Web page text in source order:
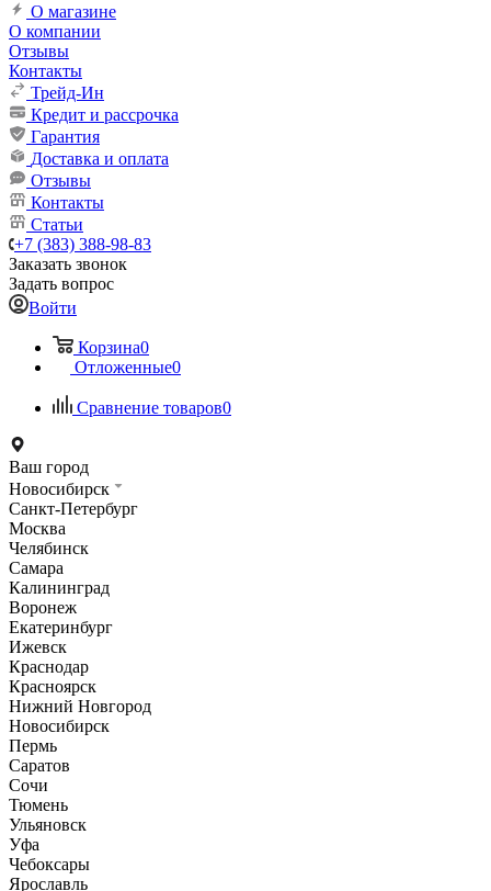
О магазине
О компании
Отзывы
Контакты
Трейд-Ин
Кредит и рассрочка
Гарантия
Доставка и оплата
Отзывы
Контакты
Статьи
+7 (383) 388-98-83
Заказать звонок
Задать вопрос
Войти
Корзина0
Отложенные0
Сравнение товаров0
Ваш город
Новосибирск
Санкт-Петербург
Москва
Челябинск
Самара
Калининград
Воронеж
Екатеринбург
Ижевск
Краснодар
Красноярск
Нижний Новгород
Новосибирск
Пермь
Саратов
Сочи
Тюмень
Ульяновск
Уфа
Чебоксары
Ярославль